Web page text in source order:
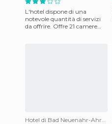
L'hotel dispone di una
notevole quantità di servizi
da offrire. Offre 21 camere